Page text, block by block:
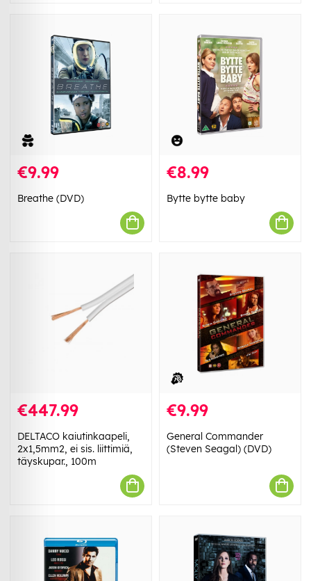
€9.99
Breathe (DVD)
€8.99
Bytte bytte baby
€447.99
DELTACO kaiutinkaapeli,
2x1,5mm2, ei sis. liittimiä,
täyskupar., 100m
€9.99
General Commander
(Steven Seagal) (DVD)